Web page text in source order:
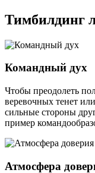
Тимбилдинг
Командный дух
Чтобы преодолеть
веревочных тенет
сильные стороны
пример
Атмосфера